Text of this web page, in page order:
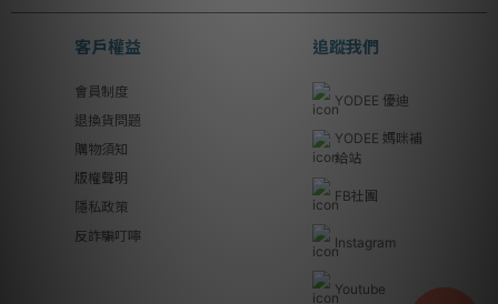
客戶權益
會員制度
退換貨問題
購物須知
版權聲明
隱私政策
反詐騙叮嚀
追蹤我們
YODEE 優迪
YODEE 媽咪補
給站
FB社團
Instagram
Youtube